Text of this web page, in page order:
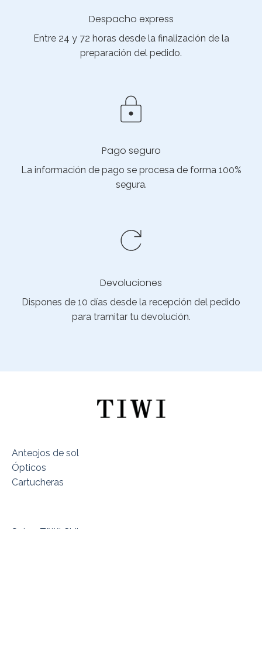
Despacho express
Entre 24 y 72 horas desde la finalización de la
preparación del pedido.
Pago seguro
La información de pago se procesa de forma 100%
segura.
Devoluciones
Dispones de 10 días desde la recepción del pedido
para tramitar tu devolución.
Anteojos de sol
Ópticos
Cartucheras
Sobre TIWI Chile